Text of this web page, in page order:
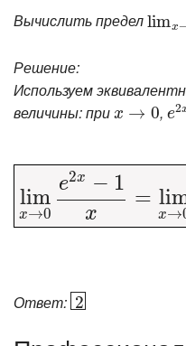
Вычислить пределlimx
limx
Решение:
Используем
величины: при x → 0
x→0 ,e2
e2
lim
x→0
e2x − 1
x
=
x→
limx→0e2 x− 1x=
Ответ: 2
2